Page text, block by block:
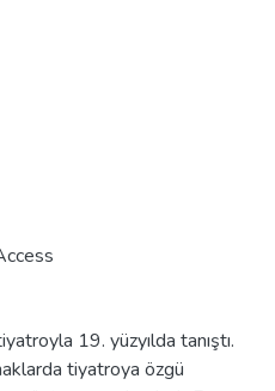
19. yüzyılda tanıştı.
tiyatroya özgü